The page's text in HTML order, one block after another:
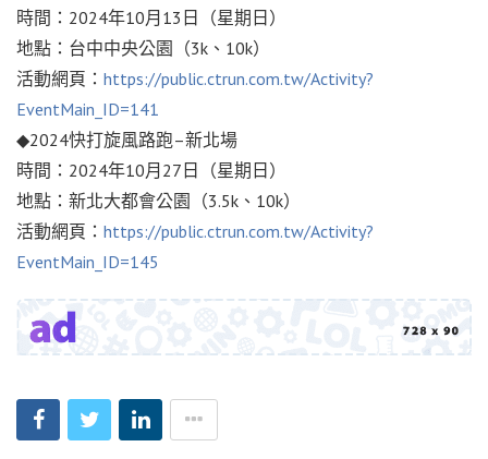
時間： 2024年10月 13 日（星期日）
地點：台中中央公園（3k 、 10k）
活動網頁： https://public.ctrun.com.tw/Activity?
EventMain_ID=141
◆2024快打旋風路跑–新北場
時間： 2024年10月 27 日（星期日）
地點：新北大都會公園（3.5k 、 10k）
活動網頁： https://public.ctrun.com.tw/Activity?
EventMain_ID=145